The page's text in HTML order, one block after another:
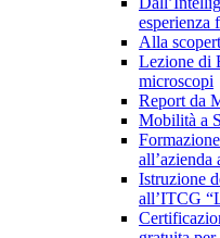
esperienza
Alla
Lezione di
microscopi
Report da
Mobilità a
Istruzione
all’ITCG